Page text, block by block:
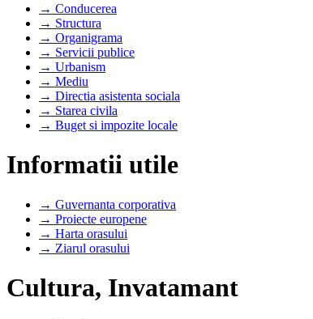
→ Conducerea
→ Structura
→ Organigrama
→ Servicii publice
→ Urbanism
→ Mediu
→ Directia asistenta sociala
→ Starea civila
→ Buget si impozite locale
Informatii utile
→ Guvernanta corporativa
→ Proiecte europene
→ Harta orasului
→ Ziarul orasului
Cultura, Invatamant